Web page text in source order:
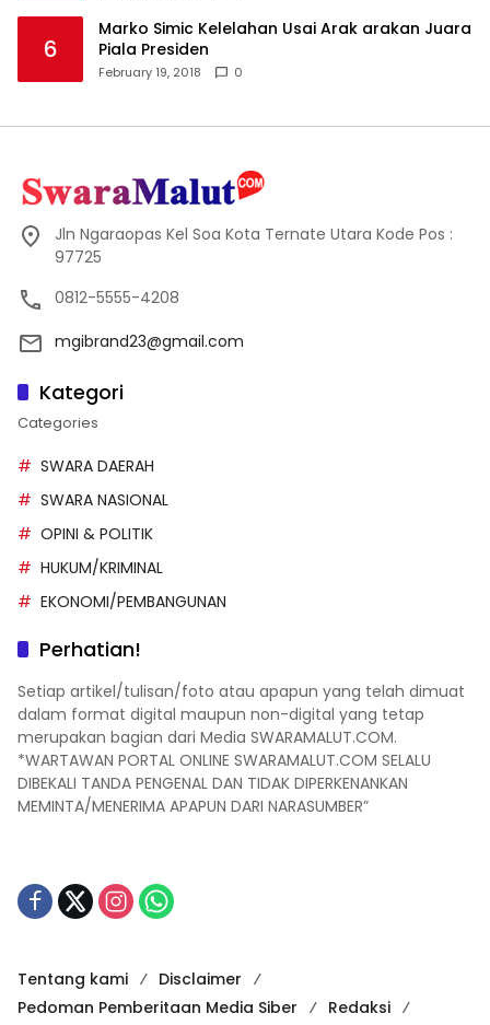
6
Marko Simic Kelelahan Usai Arak arakan Juara
Piala Presiden
February 19, 2018 0
Jln Ngaraopas Kel Soa Kota Ternate Utara Kode Pos :
97725
0812-5555-4208
mgibrand23@gmail.com
Kategori
Categories
SWARA DAERAH
SWARA NASIONAL
OPINI & POLITIK
HUKUM/KRIMINAL
EKONOMI/PEMBANGUNAN
Perhatian!
Setiap artikel/tulisan/foto atau apapun yang telah dimuat
dalam format digital maupun non-digital yang tetap
merupakan bagian dari Media SWARAMALUT.COM.
*WARTAWAN PORTAL ONLINE SWARAMALUT.COM SELALU
DIBEKALI TANDA PENGENAL DAN TIDAK DIPERKENANKAN
MEMINTA/MENERIMA APAPUN DARI NARASUMBER”
Tentang kami
Disclaimer
Pedoman Pemberitaan Media Siber
Redaksi